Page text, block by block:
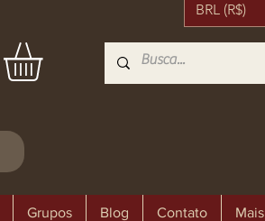
BRL (R$)
Grupos Blog Contato Mais